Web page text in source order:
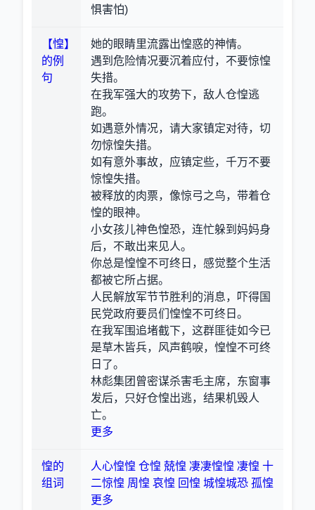
惧害怕)
【惶】
的例
句
她的眼睛里流露出惶惑的神情。
遇到危险情况要沉着应付，不要惊惶
失措。
在我军强大的攻势下，敌人仓惶逃
跑。
如遇意外情况，请大家镇定对待，切
勿惊惶失措。
如有意外事故，应镇定些，千万不要
惊惶失措。
被释放的肉票，像惊弓之鸟，带着仓
惶的眼神。
小女孩儿神色惶恐，连忙躲到妈妈身
后，不敢出来见人。
你总是惶惶不可终日，感觉整个生活
都被它所占据。
人民解放军节节胜利的消息，吓得国
民党政府要员们惶惶不可终日。
在我军围追堵截下，这群匪徒如今已
是草木皆兵，风声鹤唳，惶惶不可终
日了。
林彪集团曾密谋杀害毛主席，东窗事
发后，只好仓惶出逃，结果机毁人
亡。
更多
惶的
组词
人心惶惶 仓惶 兢惶 凄凄惶惶 凄惶 十
二惊惶 周惶 哀惶 回惶 城惶城恐 孤惶
更多